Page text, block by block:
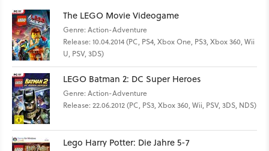
The LEGO Movie Videogame
Genre: Action-Adventure
Release: 10.04.2014 (PC, PS4, Xbox One, PS3, Xbox 360, Wii
U, PSV, 3DS)
LEGO Batman 2: DC Super Heroes
Genre: Action-Adventure
Release: 22.06.2012 (PC, PS3, Xbox 360, Wii, PSV, 3DS, NDS)
Lego Harry Potter: Die Jahre 5-7